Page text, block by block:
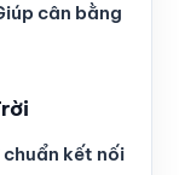
cân bằng
chuẩn kết nối